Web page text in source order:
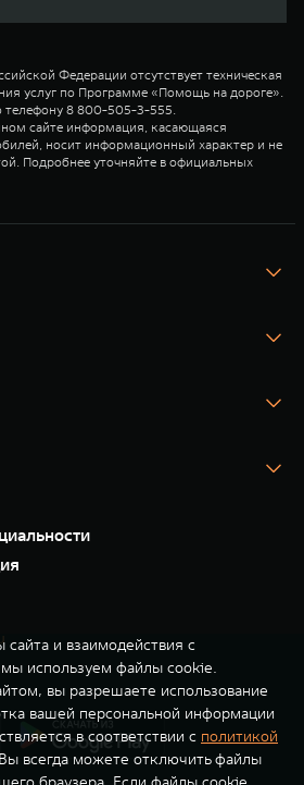
Федерации отсутствует техническая
услуг по Программе «Помощь на дороге».
телефону 8 800-505-3-555.
сайте информация, касающаяся
носит информационный характер и не
Подробнее уточняйте в официальных
TANK
и взаимодействия с
мы используем файлы cookie.
вы разрешаете использование
вашей персональной информации
в соответствии с политикой
всегда можете отключить файлы